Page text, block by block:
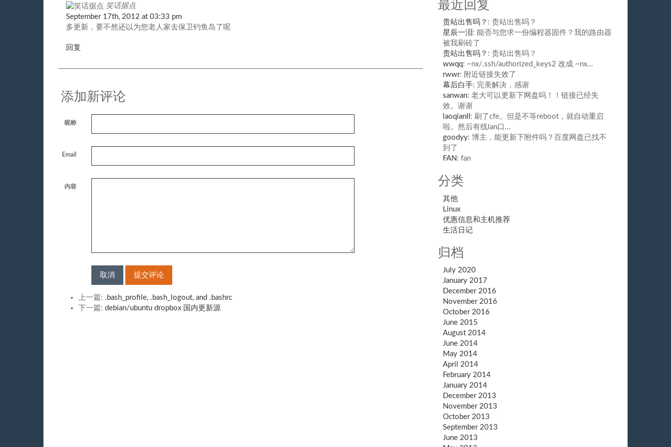
笑话据点
September 17th, 2012 at 03:33 pm
多更新，要不然还以为您老人家去保卫钓鱼岛了呢
回复
添加新评论
昵称
Email
内容
取消 提交评论
上一篇: .bash_profile, .bash_logout, and .bashrc
下一篇: debian/ubuntu dropbox 国内更新源
最近回复
贵站出售吗？ : 贵站出售吗？
星辰一泪 : 能否与您求一份编程器固件？我的路由器
被我刷砖了
贵站出售吗？ : 贵站出售吗？
wwqq: ~nx/.ssh/authorized_keys2 改成 ~nx...
rwwr: 附近链接失效了
幕后白手: 完美解决，感谢
sanwan: 老大可以更新下网盘吗！！链接已经失
效。谢谢
laoqianII : 刷了cfe。但是不等reboot，就自动重启
啦。然后有线lan口...
goodyy: 博主，能更新下附件吗？百度网盘已找不
到了
FAN : fan
分类
其他
Linux
优惠信息和主机推荐
生活日记
归档
July 2020
January 2017
December 2016
November 2016
October 2016
June 2015
August 2014
June 2014
May 2014
April 2014
February 2014
January 2014
December 2013
November 2013
October 2013
September 2013
June 2013